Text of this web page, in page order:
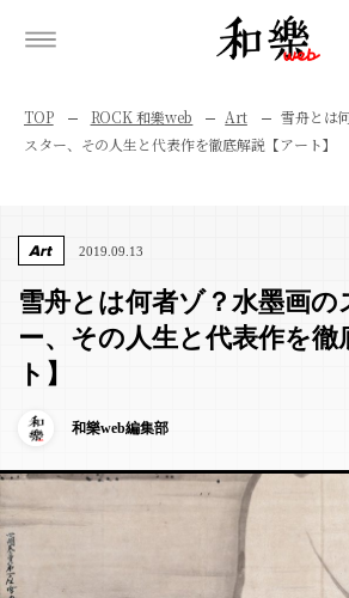
TOP ROCK 和樂web Art
雪舟とは
スター、その人生と代表作を徹底解説【アート】
Art 2019.09.13
雪舟とは何者ゾ？水墨画の
ー、その人生と代表作を徹
ト】
和樂web編集部